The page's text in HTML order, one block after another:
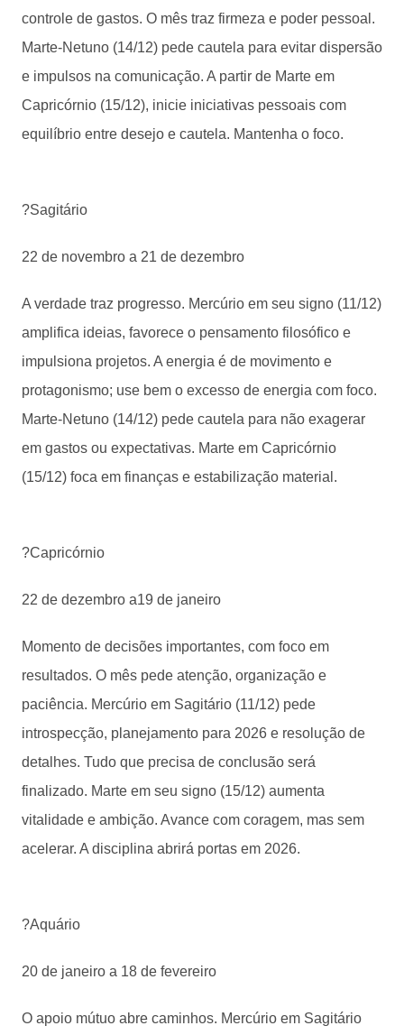
controle de gastos. O mês traz firmeza e poder pessoal.
Marte-Netuno (14/12) pede cautela para evitar dispersão
e impulsos na comunicação. A partir de Marte em
Capricórnio (15/12), inicie iniciativas pessoais com
equilíbrio entre desejo e cautela. Mantenha o foco.
?Sagitário
22 de novembro a 21 de dezembro
A verdade traz progresso. Mercúrio em seu signo (11/12)
amplifica ideias, favorece o pensamento filosófico e
impulsiona projetos. A energia é de movimento e
protagonismo; use bem o excesso de energia com foco.
Marte-Netuno (14/12) pede cautela para não exagerar
em gastos ou expectativas. Marte em Capricórnio
(15/12) foca em finanças e estabilização material.
?Capricórnio
22 de dezembro a19 de janeiro
Momento de decisões importantes, com foco em
resultados. O mês pede atenção, organização e
paciência. Mercúrio em Sagitário (11/12) pede
introspecção, planejamento para 2026 e resolução de
detalhes. Tudo que precisa de conclusão será
finalizado. Marte em seu signo (15/12) aumenta
vitalidade e ambição. Avance com coragem, mas sem
acelerar. A disciplina abrirá portas em 2026.
?Aquário
20 de janeiro a 18 de fevereiro
O apoio mútuo abre caminhos. Mercúrio em Sagitário